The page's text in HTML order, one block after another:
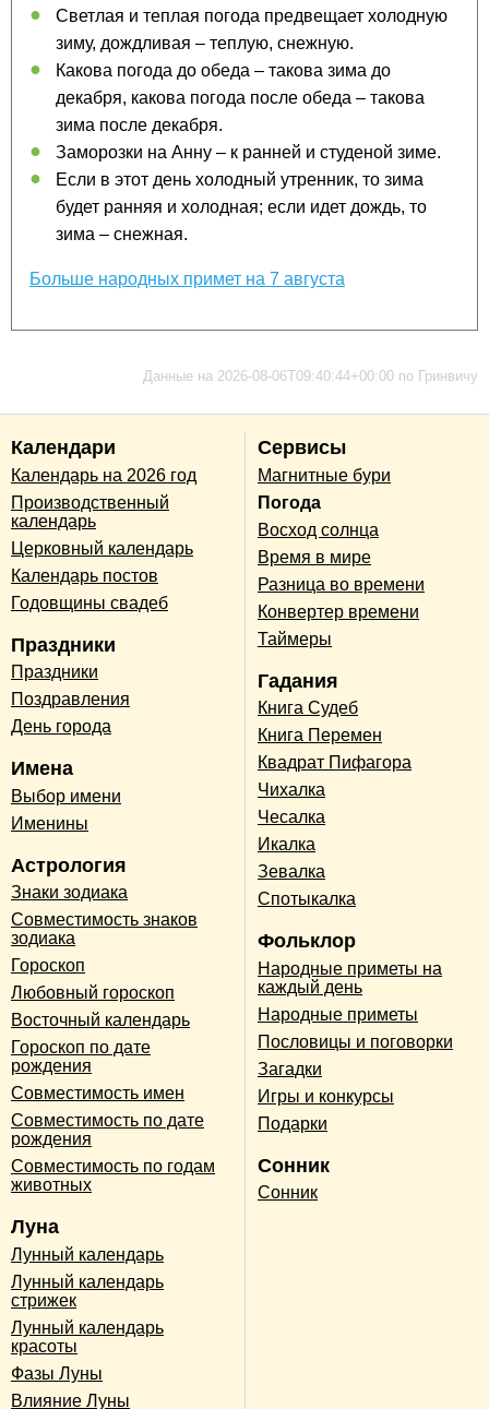
Светлая и теплая погода предвещает холодную
зиму, дождливая – теплую, снежную.
Какова погода до обеда – такова зима до
декабря, какова погода после обеда – такова
зима после декабря.
Заморозки на Анну – к ранней и студеной зиме.
Если в этот день холодный утренник, то зима
будет ранняя и холодная; если идет дождь, то
зима – снежная.
Больше народных примет на 7 августа
Данные на 2026-08-06T09:40:44+00:00 по Гринвичу
Календари
Календарь на 2026 год
Производственный
календарь
Церковный календарь
Календарь постов
Годовщины свадеб
Праздники
Праздники
Поздравления
День города
Имена
Выбор имени
Именины
Астрология
Знаки зодиака
Совместимость знаков
зодиака
Гороскоп
Любовный гороскоп
Восточный календарь
Гороскоп по дате
рождения
Совместимость имен
Совместимость по дате
рождения
Совместимость по годам
животных
Луна
Лунный календарь
Лунный календарь
стрижек
Лунный календарь
красоты
Фазы Луны
Влияние Луны
Сервисы
Магнитные бури
Погода
Восход солнца
Время в мире
Разница во времени
Конвертер времени
Таймеры
Гадания
Книга Судеб
Книга Перемен
Квадрат Пифагора
Чихалка
Чесалка
Икалка
Зевалка
Спотыкалка
Фольклор
Народные приметы на
каждый день
Народные приметы
Пословицы и поговорки
Загадки
Игры и конкурсы
Подарки
Сонник
Сонник